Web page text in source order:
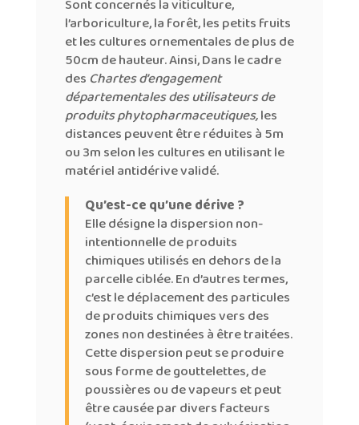
Sont concernés la viticulture,
l’arboriculture, la forêt, les petits fruits
et les cultures ornementales de plus de
50cm de hauteur. Ainsi, Dans le cadre
des Chartes d’engagement
départementales des utilisateurs de
produits phytopharmaceutiques,les
distances peuvent être réduites à 5m
ou 3m selon les cultures en utilisant le
matériel antidérive validé.
Qu’est-ce qu’une dérive ?
Elle désigne la dispersion non-
intentionnelle de produits
chimiques utilisés en dehors de la
parcelle ciblée. En d’autres termes,
c’est le déplacement des particules
de produits chimiques vers des
zones non destinées à être traitées.
Cette dispersion peut se produire
sous forme de gouttelettes, de
poussières ou de vapeurs et peut
être causée par divers facteurs